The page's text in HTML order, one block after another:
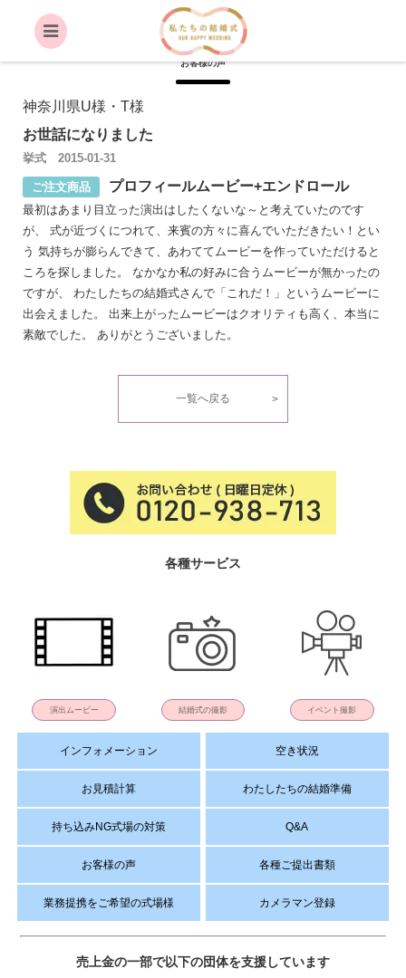
VOICE
お客様の声
神奈川県U様・T様
お世話になりました
挙式 2015-01-31
ご注文商品 プロフィールムービー+エンドロール
最初はあまり目立った演出はしたくないな～と考えていたのです
が、 式が近づくにつれて、来賓の方々に喜んでいただきたい！とい
う 気持ちが膨らんできて、あわててムービーを作っていただけると
ころを探しました。 なかなか私の好みに合うムービーが無かったの
ですが、 わたしたちの結婚式さんで「これだ！」というムービーに
出会えました。 出来上がったムービーはクオリティも高く、本当に
素敵でした。 ありがとうございました。
一覧へ戻る
各種サービス
演出ムービー 結婚式の撮影 イベント撮影
インフォメーション 空き状況
お見積計算 わたしたちの結婚準備
持ち込みNG式場の対策 Q&A
お客様の声 各種ご提出書類
業務提携をご希望の式場様 カメラマン登録
売上金の一部で以下の団体を支援しています